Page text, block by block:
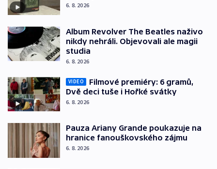
6. 8. 2026
Album Revolver The Beatles naživo
nikdy nehráli. Objevovali ale magii
studia
6. 8. 2026
VIDEO
Filmové premiéry: 6 gramů,
Dvě deci tuše i Hořké svátky
6. 8. 2026
Pauza Ariany Grande poukazuje na
hranice fanouškovského zájmu
6. 8. 2026